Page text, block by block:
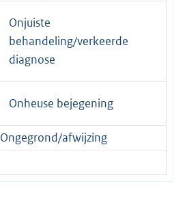
Onjuiste
behandeling/verkeerde
diagnose
Onheuse bejegening
Ongegrond/afwijzing